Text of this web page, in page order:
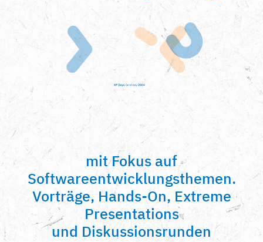
mit Fokus auf
Softwareentwicklungsthemen.
Vorträge, Hands-On, Extreme
Presentations
und Diskussionsrunden